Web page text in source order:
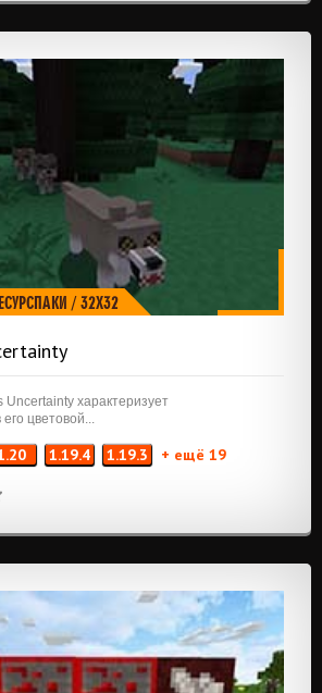
/32X32
Uncertainty характеризует
цветовой...
1.19.4 1.19.3 + ещё 19